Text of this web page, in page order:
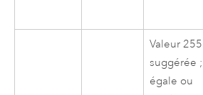
Valeur 255
suggérée ;
égale ou